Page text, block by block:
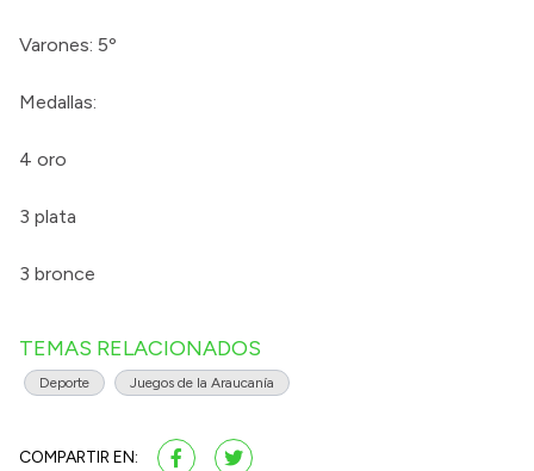
Varones: 5º
Medallas:
4 oro
3 plata
3 bronce
TEMAS RELACIONADOS
Deporte Juegos de la Araucanía
COMPARTIR EN: